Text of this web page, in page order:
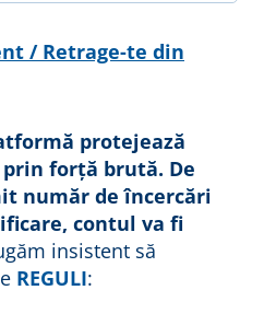
/ Retrage-te din
protejează
forță brută. De
număr de încercări
contul va fi
insistent să
REGULI: